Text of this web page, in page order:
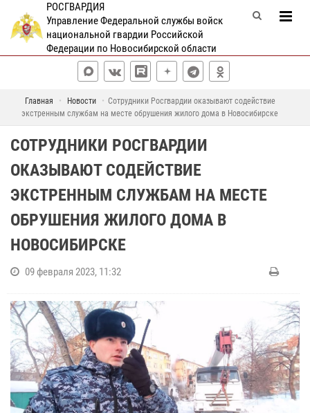
РОСГВАРДИЯ
Управление Федеральной службы войск
национальной гвардии Российской
Федерации по Новосибирской области
Главная Новости
Cотрудники Росгвардии оказывают содействие
экстренным службам на месте обрушения жилого дома в Новосибирске
CОТРУДНИКИ РОСГВАРДИИ
ОКАЗЫВАЮТ СОДЕЙСТВИЕ
ЭКСТРЕННЫМ СЛУЖБАМ НА МЕСТЕ
ОБРУШЕНИЯ ЖИЛОГО ДОМА В
НОВОСИБИРСКЕ
09 февраля 2023, 11:32